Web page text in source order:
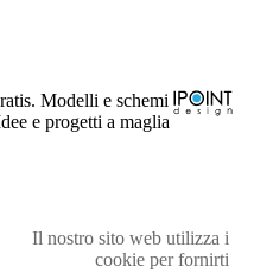
Modelli e schemi
e progetti a maglia
Il nostro sito web utilizza i
cookie per fornirti